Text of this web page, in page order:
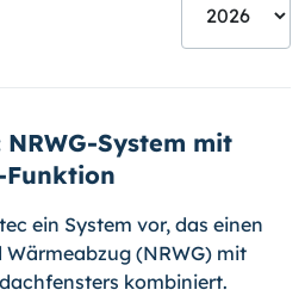
System mit
Funktion
ein System vor, das einen
(NRWG) mit
kombiniert.